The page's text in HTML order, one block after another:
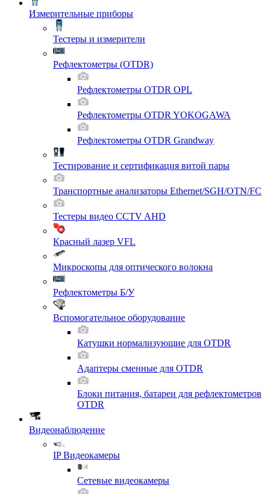
Измерительные приборы
Тестеры и измерители
Рефлектометры (OTDR)
Рефлектометры OTDR OPL
Рефлектометры OTDR YOKOGAWA
Рефлектометры OTDR Grandway
Тестирование и сертификация витой пары
Транспортные анализаторы Ethernet/SGH/OTN/FC
Тестеры видео CCTV AHD
Красный лазер VFL
Микроскопы для оптического волокна
Рефлектометры Б/У
Вспомогательное оборудование
Катушки нормализующие для OTDR
Адаптеры сменные для OTDR
Блоки питания, батареи для рефлектометров
OTDR
Видеонаблюдение
IP Видеокамеры
Сетевые видеокамеры